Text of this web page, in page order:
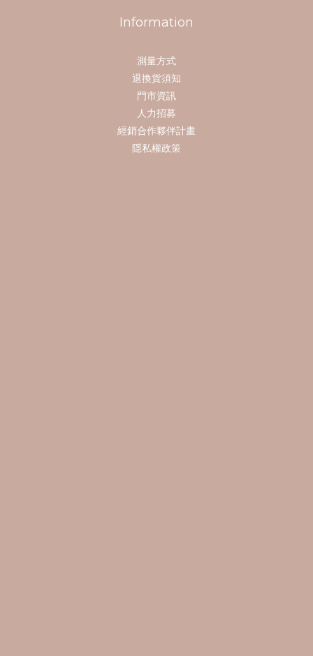
Information
測量方式
退換貨須知
門市資訊
人力招募
經銷合作夥伴計畫
隱私權政策